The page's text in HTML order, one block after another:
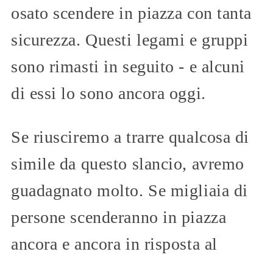
osato scendere in piazza con tanta
sicurezza. Questi legami e gruppi
sono rimasti in seguito - e alcuni
di essi lo sono ancora oggi.
Se riusciremo a trarre qualcosa di
simile da questo slancio, avremo
guadagnato molto. Se migliaia di
persone scenderanno in piazza
ancora e ancora in risposta al